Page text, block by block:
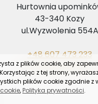
Hurtownia
43-340 Kozy
ul.Wyzwolenia 554A
+48 607 473 233
biuro@bogashurt.pl
z plików cookie, aby
z tej strony,
plików cookie zgodnie z
, Polityka prywatności.